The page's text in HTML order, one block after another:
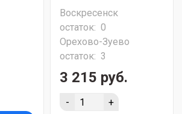
Воскресенск
остаток: 0
Орехово-Зуево
остаток: 3
3 215 руб.
- +